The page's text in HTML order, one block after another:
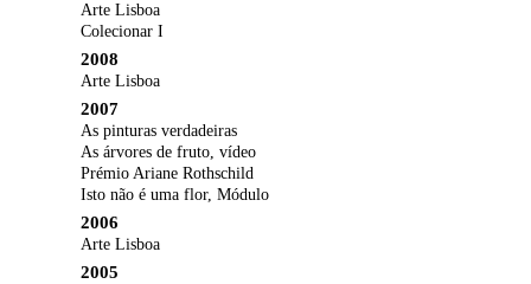
Arte Lisboa
Colecionar I
2008
Arte Lisboa
2007
As pinturas verdadeiras
As árvores de fruto, vídeo
Prémio Ariane Rothschild
Isto não é uma flor, Módulo
2006
Arte Lisboa
2005